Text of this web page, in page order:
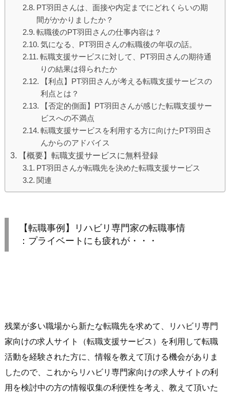
PT羽田さんは、面接や内定までにどれくらいの期
間がかかりましたか？
転職後のPT羽田さんの仕事内容は？
気になる、PT羽田さんの転職後の年収の話。
転職支援サービスに対して、PT羽田さんの期待通
りの結果は得られたか
【利点】PT羽田さんが考える転職支援サービスの
利点とは？
【否定的側面】PT羽田さんが感じた転職支援サー
ビスへの不満点
転職支援サービスを利用する方に向けたPT羽田さ
んからのアドバイス
【概要】転職支援サービスに無料登録
PT羽田さんが転職先を決めた転職支援サービス
関連
【転職事例】リハビリ専門家の転職事情
：プライベートにも疲れが・・・
残業が多い職場から新たな転職先を求めて、リハビリ専門
家向けの求人サイト（転職支援サービス）を利用して転職
活動を経験された方に、情報を教えて頂ける機会がありま
したので、これからリハビリ専門家向けの求人サイトの利
用を検討中の方の情報収集の利便性を考え、教えて頂いた